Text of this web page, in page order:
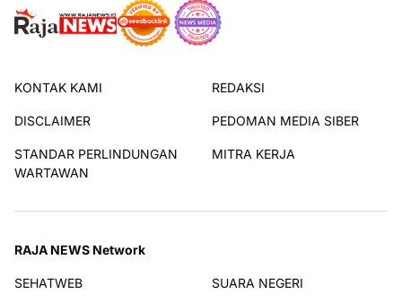
KONTAK KAMI REDAKSI
DISCLAIMER PEDOMAN MEDIA SIBER
STANDAR PERLINDUNGAN
WARTAWAN
MITRA KERJA
RAJA NEWS Network
SEHATWEB SUARA NEGERI